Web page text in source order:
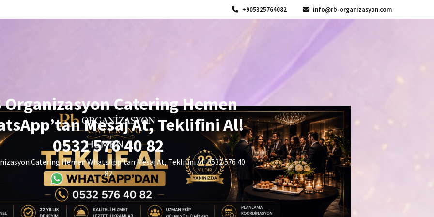
+905325764082 info@rb-organizasyon.com
Organizasyon Catering Hemen
Mesaj At, Teklifini Al!
0532 576 40 82
Catering Hemen WhatsApp’tan Mesaj At, Teklifini Al! 0532 576 40
82